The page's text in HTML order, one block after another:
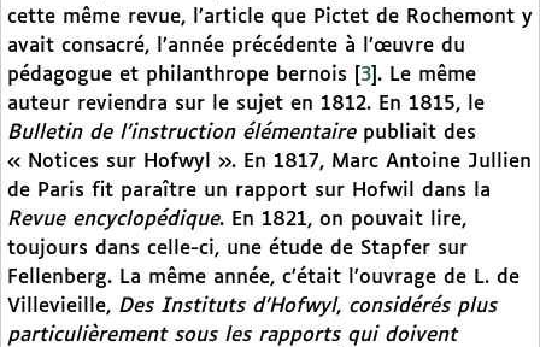
cette même revue, l’article que Pictet de Rochemont y
avait consacré, l’année précédente à l’œuvre du
pédagogue et philanthrope bernois
3 . Le même
auteur reviendra sur le sujet en 1812. En 1815, le
Bulletin de l’instruction élémentairepubliait des
« Notices sur Hofwyl ». En 1817, Marc Antoine Jullien
de Paris fit paraître un rapport sur Hofwil dans la
Revue encyclopédique. En 1821, on pouvait lire,
toujours dans celle-ci, une étude de Stapfer sur
Fellenberg. La même année, c’était l’ouvrage de L. de
Villevieille, Des Instituts d’Hofwyl, considérés plus
particulièrement sous les rapports qui doivent